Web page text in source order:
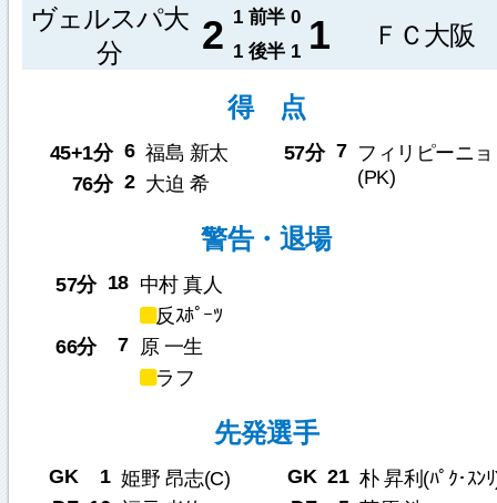
ヴェルスパ大
分
2 1 前半 0 1 ＦＣ大阪
1 後半 1
得 点
45+1分 6 福島 新太
76分 2 大迫 希
57分 7 フィリピーニョ
(PK)
警告・退場
57分 18 中村 真人
反ｽﾎﾟｰﾂ
66分
7
原 一生
ラフ
先発選手
GK 1 姫野 昂志(C)
GK 21 朴 昇利(ﾊﾟｸ･ｽﾝ